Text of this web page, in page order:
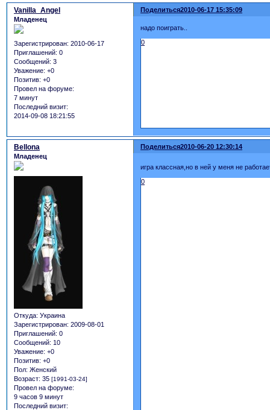
Поделиться2010-06-17 15:35:09
Vanilla_Angel
Младенец
Зарегистрирован: 2010-06-17
Приглашений: 0
Сообщений: 3
Уважение: +0
Позитив: +0
Провел на форуме:
7 минут
Последний визит:
2014-09-08 18:21:55
надо поиграть..
0
Поделиться2010-06-20 12:30:14
Bellona
Младенец
Откуда: Украина
Зарегистрирован: 2009-08-01
Приглашений: 0
Сообщений: 10
Уважение: +0
Позитив: +0
Пол: Женский
Возраст: 35 [1991-03-24]
Провел на форуме:
9 часов 9 минут
Последний визит:
игра классная,но в ней у меня не
0